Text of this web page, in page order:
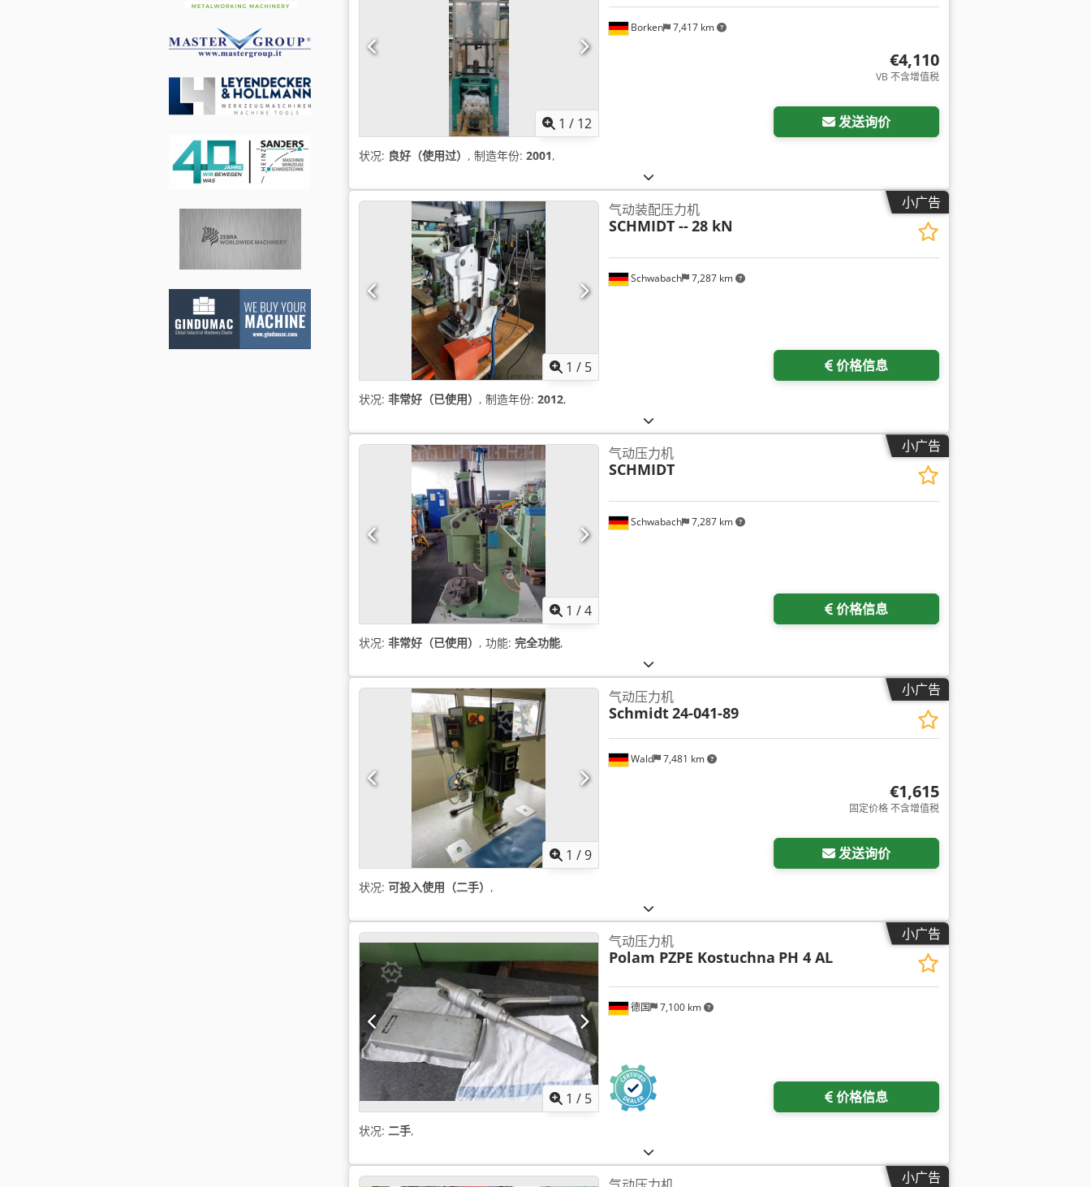
1 / 12
Borken 7,417 km
€4,110
VB 不含增值税
发送询价
状况: 良好（使用过） , 制造年份: 2001,
小广告
1 / 5
Schwabach 7,287 km
气动装配压力机
SCHMIDT --28 kN
价格信息
状况: 非常好（已使用） , 制造年份: 2012,
小广告
1 /4
Schwabach 7,287 km
气动压力机
SCHMIDT
价格信息
状况: 非常好（已使用） , 功能: 完全功能,
小广告
1 /9
Wald 7,481 km
气动压力机
Schmidt24-041-89
€1,615
固定价格 不含增值税
发送询价
状况: 可投入使用（二手） ,
小广告
1 / 5
德国 7,100 km
气动压力机
Polam PZPE Kostuchna PH 4 AL
价格信息
状况: 二手,
小广告